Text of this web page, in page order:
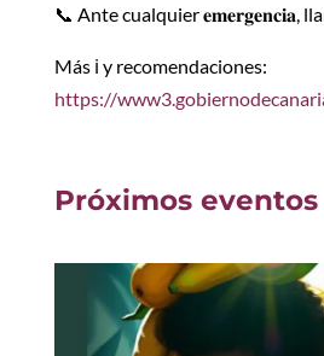
📞 Ante cualquier 𝐞𝐦𝐞𝐫𝐠𝐞𝐧𝐜𝐢𝐚,
Más ℹ️ y recomendaciones:
https://
Próximos eventos